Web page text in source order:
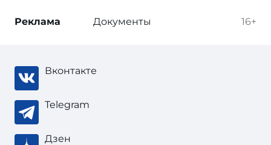
16+
Реклама Документы
Вконтакте
Telegram
Дзен